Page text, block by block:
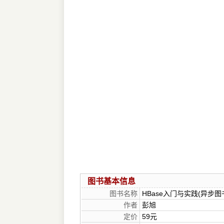
图书基本信息
图书名称
HBase入门与实践(异步图
作者 彭旭
定价 59元